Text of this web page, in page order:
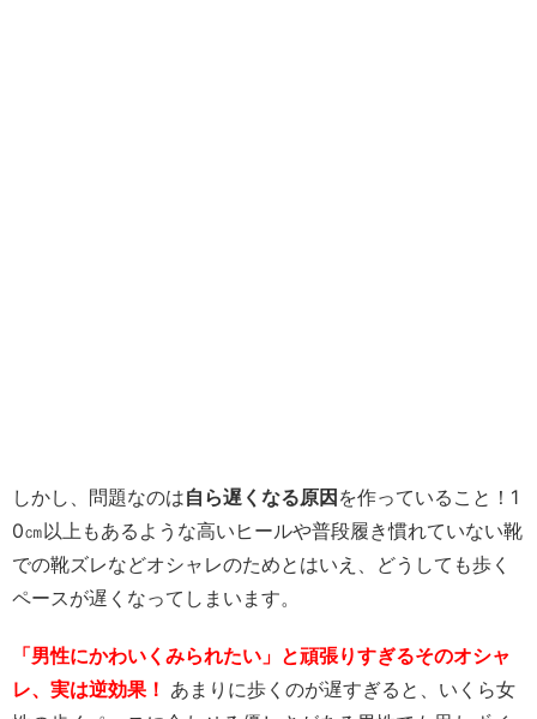
しかし、問題なのは自ら遅くなる原因 を作っていること！1
0㎝以上もあるような高いヒールや普段履き慣れていない靴
での靴ズレなどオシャレのためとはいえ、どうしても歩く
ペースが遅くなってしまいます。
「男性にかわいくみられたい」と頑張りすぎるそのオシャ
レ、実は逆効果！ あまりに歩くのが遅すぎると、いくら女